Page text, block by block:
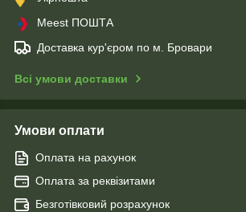
Meest ПОШТА
Доставка кур'єром по м. Бровари
Всі умови доставки
Умови оплати
Оплата на рахунок
Оплата за реквізитами
Безготівковий розрахунок